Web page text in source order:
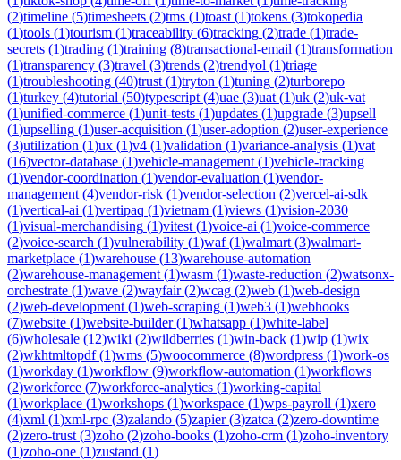
(2)timeline (5)timesheets (2)tms (1)toast (1)tokens (3)tokopedia
(1)tools (1)tourism (1)traceability (6)tracking (2)trade (1)trade-
secrets (1)trading (1)training (8)transactional-email (1)transformation
(1)transparency (3)travel (3)trends (2)trendyol (1)triage
(1)troubleshooting (40)trust (1)tryton (1)tuning (2)turborepo
(1)turkey (4)tutorial (50)typescript (4)uae (3)uat (1)uk (2)uk-vat
(1)unified-commerce (1)unit-tests (1)updates (1)upgrade (3)upsell
(1)upselling (1)user-acquisition (1)user-adoption (2)user-experience
(3)utilization (1)ux (1)v4 (1)validation (1)variance-analysis (1)vat
(16)vector-database (1)vehicle-management (1)vehicle-tracking
(1)vendor-coordination (1)vendor-evaluation (1)vendor-
management (4)vendor-risk (1)vendor-selection (2)vercel-ai-sdk
(1)vertical-ai (1)vertipaq (1)vietnam (1)views (1)vision-2030
(1)visual-merchandising (1)vitest (1)voice-ai (1)voice-commerce
(2)voice-search (1)vulnerability (1)waf(1)walmart (3)walmart-
marketplace (1)warehouse (13)warehouse-automation
(2)warehouse-management (1)wasm (1)waste-reduction (2)watsonx-
orchestrate (1)wave (2)wayfair(2)wcag (2)web (1)web-design
(2)web-development (1)web-scraping (1)web3 (1)webhooks
(7)website (1)website-builder(1)whatsapp (1)white-label
(6)wholesale (12)wiki (2)wildberries (1)win-back (1)wip (1)wix
(2)wkhtmltopdf(1)wms (5)woocommerce (8)wordpress (1)work-os
(1)workday (1)workflow (9)workflow-automation (1)workflows
(2)workforce (7)workforce-analytics (1)working-capital
(1)workplace (1)workshops (1)workspace (1)wps-payroll (1)xero
(4)xml (1)xml-rpc (3)zalando (5)zapier(3)zatca (2)zero-downtime
(2)zero-trust (3)zoho (2)zoho-books (1)zoho-crm (1)zoho-inventory
(1)zoho-one (1)zustand (1)